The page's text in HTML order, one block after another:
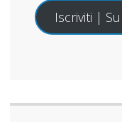
Iscriviti |